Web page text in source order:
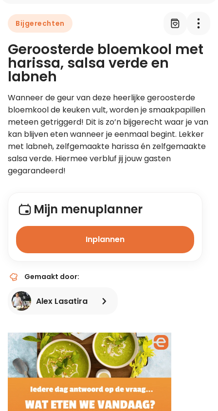
Leer koken als een chef
Kooktips & blogs
Bijgerechten
Geroosterde bloemkool met
harissa, salsa verde en
labneh
Wanneer de geur van deze heerlijke geroosterde
bloemkool de keuken vult, worden je smaakpapillen
meteen getriggerd! Dit is zo’n bijgerecht waar je van
kan blijven eten wanneer je eenmaal begint. Lekker
met labneh, zelfgemaakte harissa én zelfgemaakte
salsa verde. Hiermee verbluf jij jouw gasten
gegarandeerd!
Mijn menuplanner
Inplannen
Gemaakt door:
Alex Lasatira